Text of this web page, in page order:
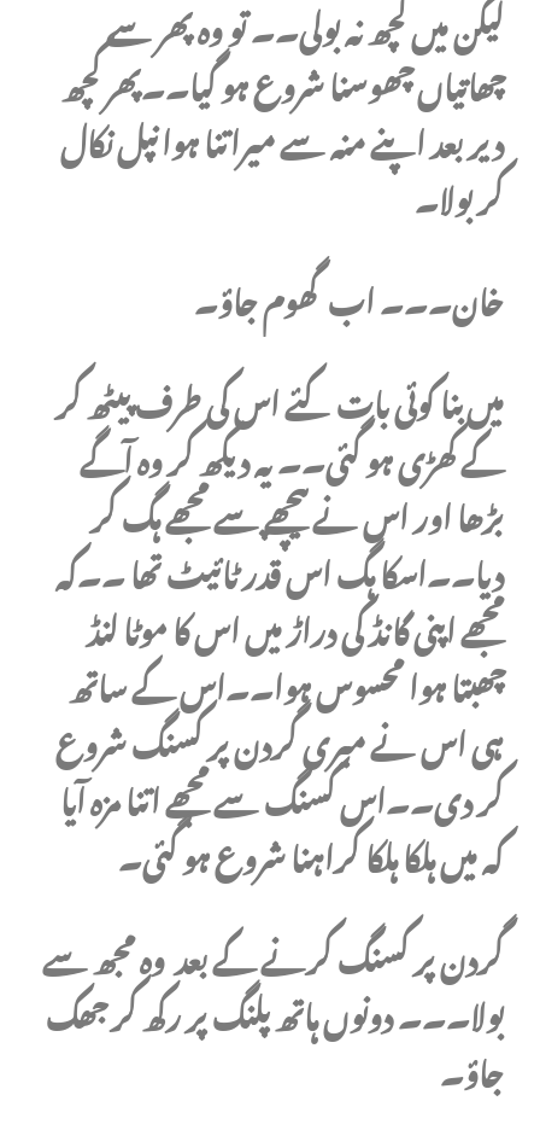
لیکن میں کچھ نہ بولی۔۔ تو وہ پھر سے
چھاتیاں چھوسنا شروع ہو گیا۔۔پھر کچھ
دیر بعد اپنے منہ سے میرا تنا ہوا نپل نکال
کر بولا۔
خان۔۔۔ اب گھوم جاؤ۔
میں بنا کوئی بات کئے اس کی طرف پیٹھ کر
کے کھڑی ہو گئی۔۔ یہ دیکھ کر وہ آگے
بڑھا اور اس نے پیچھے سے مجھے ہگ کر
دیا۔۔اسکا ہگ اس قدر ٹائیٹ تھا ۔۔کہ
مجھے اپنی گانڈ کی دراڑ میں اس کا موٹا لنڈ
چھبتا ہوا محسوس ہوا۔۔اس کے ساتھ
ہی اس نے میری گردن پر کسنگ شروع
کر دی۔۔اس کسنگ سے مجھے اتنا مزہ آیا
کہ میں ہلکا ہلکا کراہنا شروع ہو گئی۔
گردن پر کسنگ کرنے کے بعد وہ مجھ سے
بولا۔۔۔ دونوں ہاتھ پلنگ پر رکھ کر جھک
جاؤ۔